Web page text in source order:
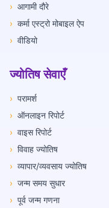
› आगामी दौरे
› कर्मा एस्ट्रो मोबाइल ऐप
› वीडियो
ज्योतिष सेवाएँ
› परामर्श
› ऑनलाइन रिपोर्ट
› वाइस रिपोर्ट
› विवाह ज्योतिष
› व्यापार/व्यवसाय ज्योतिष
› जन्म समय सुधार
› पूर्व जन्म गणना